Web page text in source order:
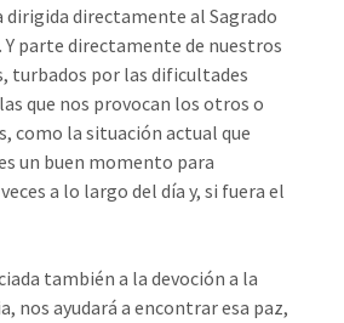
dirigida directamente al Sagrado
Y parte directamente de nuestros
turbados por las dificultades
que nos provocan los otros o
como la situación actual que
un buen momento para
a lo largo del día y, si fuera el
también a la devoción a la
nos ayudará a encontrar esa paz,